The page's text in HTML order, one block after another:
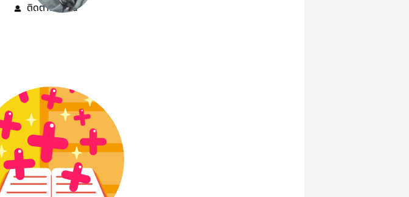
ติดตาม3คน